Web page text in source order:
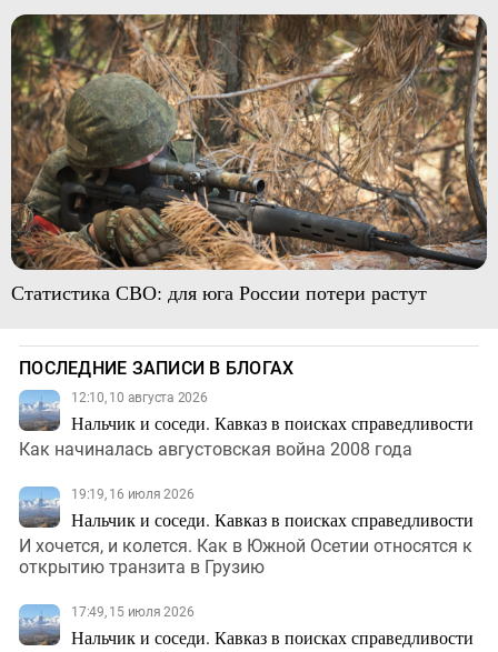
Статистика СВО: для юга России потери растут
ПОСЛЕДНИЕ ЗАПИСИ В БЛОГАХ
12:10, 10 августа 2026
Нальчик и соседи. Кавказ в поисках справедливости
Как начиналась августовская война 2008 года
19:19, 16 июля 2026
Нальчик и соседи. Кавказ в поисках справедливости
И хочется, и колется. Как в Южной Осетии относятся к
открытию транзита в Грузию
17:49, 15 июля 2026
Нальчик и соседи. Кавказ в поисках справедливости